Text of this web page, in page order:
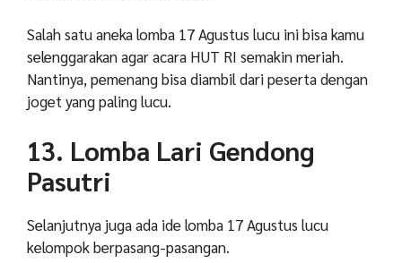
Salah satu aneka lomba 17 Agustus lucu ini bisa kamu
selenggarakan agar acara HUT RI semakin meriah.
Nantinya, pemenang bisa diambil dari peserta dengan
joget yang paling lucu.
13. Lomba Lari Gendong
Pasutri
Selanjutnya juga ada ide lomba 17 Agustus lucu
kelompok berpasang-pasangan.